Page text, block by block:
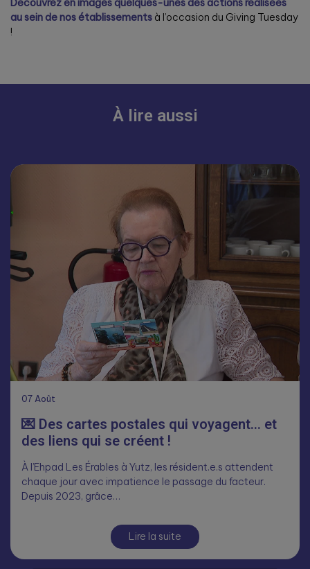
Découvrez en images quelques-unes des actions réalisées
au sein de nos établissements à l’occasion du Giving Tuesday
!
À lire aussi
07Août
💌 Des cartes postales qui voyagent… et
des liens qui se créent !
À l’Ehpad Les Érables à Yutz, les résident.e.s attendent
chaque jour avec impatience le passage du facteur.
Depuis 2023, grâce…
Lire la suite